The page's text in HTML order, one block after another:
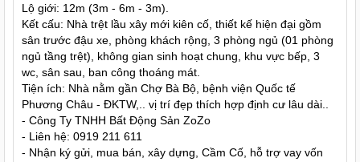
Lộ giới: 12m (3m - 6m - 3m).
Kết cấu: Nhà trệt lầu xây mới kiên cố, thiết kế hiện đại gồm
sân trước đậu xe, phòng khách rộng, 3 phòng ngủ (01 phòng
ngủ tầng trệt), không gian sinh hoạt chung, khu vực bếp, 3
wc, sân sau, ban công thoáng mát.
Tiện ích: Nhà nằm gần Chợ Bà Bộ, bệnh viện Quốc tế
Phương Châu - ĐKTW,.. vị trí đẹp thích hợp định cư lâu dài..
- Công Ty TNHH Bất Động Sản ZoZo
- Liên hệ: 0919 211 611
- Nhận ký gửi, mua bán, xây dựng, Cầm Cố, hỗ trợ vay vốn